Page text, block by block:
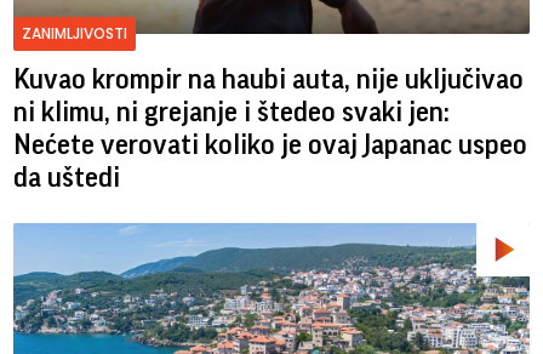
ZANIMLJIVOSTI
Kuvao krompir na haubi auta, nije uključivao
ni klimu, ni grejanje i štedeo svaki jen:
Nećete verovati koliko je ovaj Japanac uspeo
da uštedi